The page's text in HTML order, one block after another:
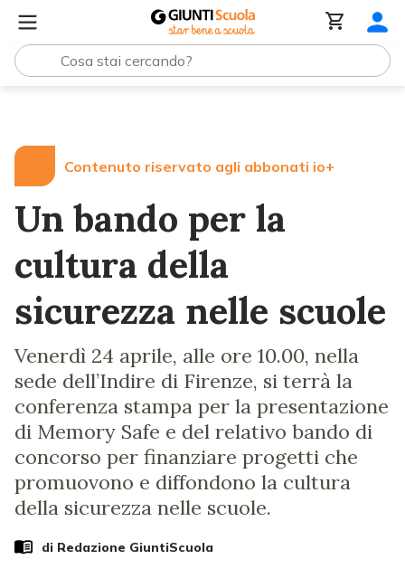
Contenuto riservato agli abbonati io+
Un bando per la
cultura della
sicurezza nelle scuole
Venerdì 24 aprile, alle ore 10.00, nella
sede dell’Indire di Firenze, si terrà la
conferenza stampa per la presentazione
di Memory Safe e del relativo bando di
concorso per finanziare progetti che
promuovono e diffondono la cultura
della sicurezza nelle scuole.
di Redazione GiuntiScuola